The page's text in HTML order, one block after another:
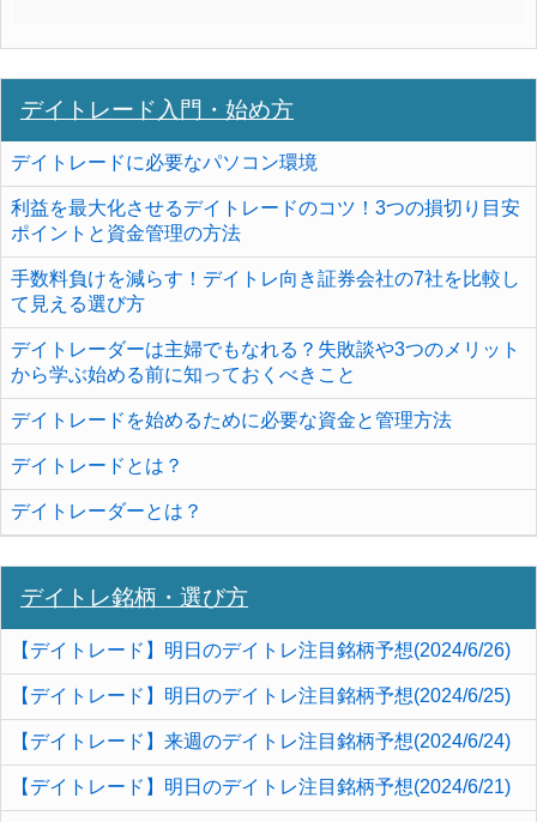
デイトレード入門・始め方
デイトレードに必要なパソコン環境
利益を最大化させるデイトレードのコツ！3つの損切り目安
ポイントと資金管理の方法
手数料負けを減らす！デイトレ向き証券会社の7社を比較し
て見える選び方
デイトレーダーは主婦でもなれる？失敗談や3つのメリット
から学ぶ始める前に知っておくべきこと
デイトレードを始めるために必要な資金と管理方法
デイトレードとは？
デイトレーダーとは？
デイトレ銘柄・選び方
【デイトレード】明日のデイトレ注目銘柄予想(2024/6/26)
【デイトレード】明日のデイトレ注目銘柄予想(2024/6/25)
【デイトレード】来週のデイトレ注目銘柄予想(2024/6/24)
【デイトレード】明日のデイトレ注目銘柄予想(2024/6/21)